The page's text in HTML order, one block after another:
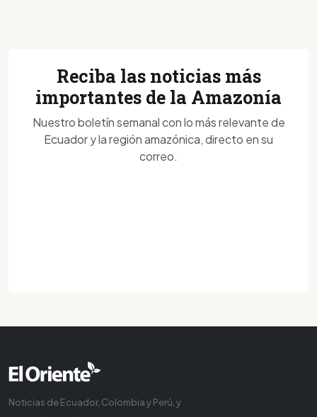
Reciba las noticias más
importantes de la Amazonía
Nuestro boletín semanal con lo más relevante de
Ecuador y la región amazónica, directo en su
correo.
Noticias de Ecuador, Colombia y Perú, y